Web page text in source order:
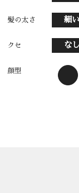
髪の太さ 細い
クセ なし
顔型